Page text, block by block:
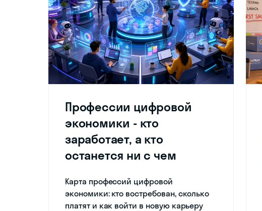
Профессии цифровой
экономики - кто
заработает, а кто
останется ни с чем
Карта профессий цифровой
экономики: кто востребован, сколько
платят и как войти в новую карьеру